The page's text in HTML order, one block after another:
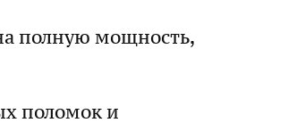
полную мощность,
поломок и